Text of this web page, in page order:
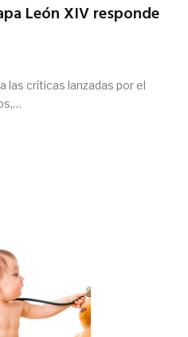
León XIV responde
las críticas lanzadas por el